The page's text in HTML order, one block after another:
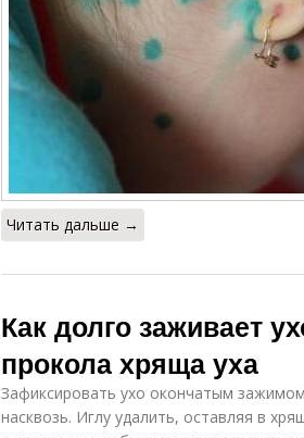
Читать дальше →
Как долго заживает
прокола хряща уха
Зафиксировать ухо окончатым
насквозь. Иглу удалить, оставляя в